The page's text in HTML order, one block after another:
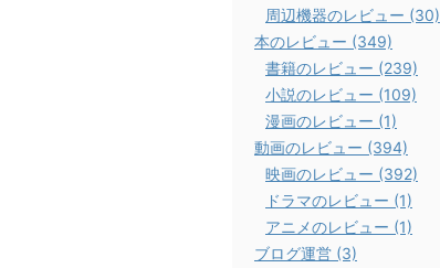
周辺機器のレビュー (30)
本のレビュー (349)
書籍のレビュー (239)
小説のレビュー (109)
漫画のレビュー (1)
動画のレビュー (394)
映画のレビュー (392)
ドラマのレビュー (1)
アニメのレビュー (1)
ブログ運営 (3)